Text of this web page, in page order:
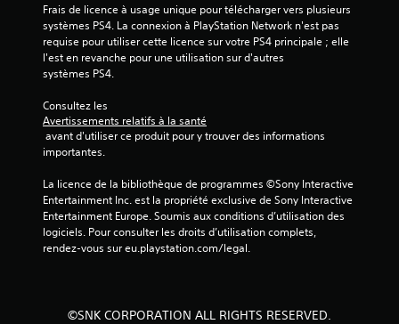
i
s
Frais de licence à usage unique pour télécharger vers plusieurs
systèmes PS4. La connexion à PlayStation Network n'est pas
requise pour utiliser cette licence sur votre PS4 principale ; elle
l'est en revanche pour une utilisation sur d'autres
systèmes PS4.
Consultez les
Avertissements relatifs à la santé
importantes.
La licence de la bibliothèque de programmes ©Sony Interactive
Entertainment Inc. est la propriété exclusive de Sony Interactive
Entertainment Europe. Soumis aux conditions d’utilisation des
logiciels. Pour consulter les droits d’utilisation complets,
rendez-vous sur eu.playstation.com/legal.
©SNK CORPORATION ALL RIGHTS RESERVED.